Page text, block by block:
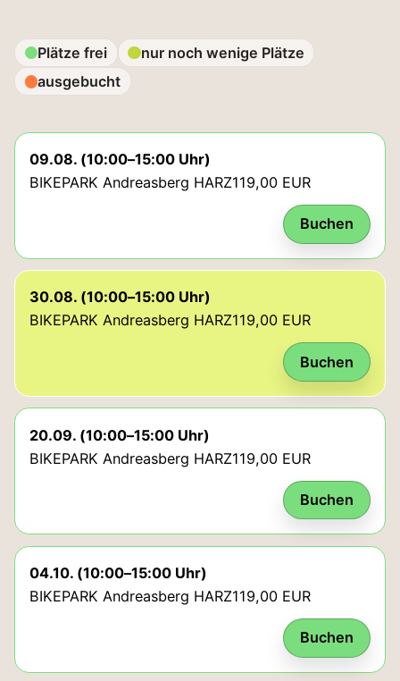
Plätze frei
nur noch wenige Plätze
ausgebucht
09.08. (10:00–15:00 Uhr)
BIKEPARK Andreasberg HARZ119,00 EUR
Status: Plätze frei.
Buchen
30.08. (10:00–15:00 Uhr)
BIKEPARK Andreasberg HARZ119,00 EUR
Status: nur noch einige Plätze.
Buchen
20.09. (10:00–15:00 Uhr)
BIKEPARK Andreasberg HARZ119,00 EUR
Status: Plätze frei.
Buchen
04.10. (10:00–15:00 Uhr)
BIKEPARK Andreasberg HARZ119,00 EUR
Status: Plätze frei.
Buchen